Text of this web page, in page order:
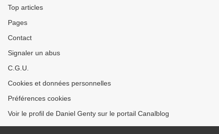
Top articles
Pages
Contact
Signaler un abus
C.G.U.
Cookies et données personnelles
Préférences cookies
Voir le profil de Daniel Genty sur le portail Canalblog